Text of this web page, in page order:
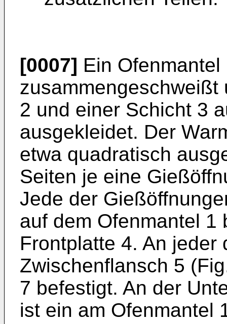
[0007] Ein
2 und einer Schicht 3
ausgekleidet. Der
etwa quadratisch
Seiten je eine
Jede der
auf dem Ofenmantel
Frontplatte 4. An
Zwischenflansch 5
7 befestigt. An der
ist ein am Ofenmantel